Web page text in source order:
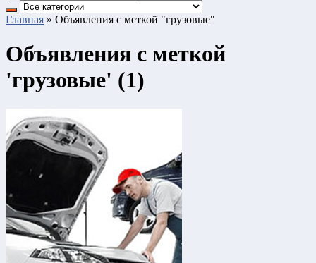
Главная » Объявления с меткой "грузовые"
Объявления с меткой
'грузовые' (1)